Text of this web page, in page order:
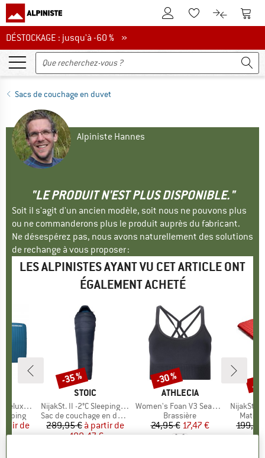
Vers le compte client
Vers la liste
Vers le
DÉSTOCKAGE : jusqu'à -60 %
DÉSTOCKAGE : jusqu'à -60 % »
Sacs de couchage en duvet
Alpiniste Hannes
"LE PRODUIT N'EST PLUS DISPONIBLE."
Soit il s'agit d'un ancien modèle, soit nous ne pouvons plus
ou ne commanderons plus le produit auprès du fabricant.
Ne désespérez pas, nous avons naturellement des solutions
de rechange à vous proposer :
LES ALPINISTES AYANT VU CET ARTICLE ONT
ÉGALEMENT ACHETÉ
Camp
réduit
de
€
MARQUE
STOIC
Article
NijakSt. II -2°C Sleeping Bag
Product group
Sac de couchage en duvet
Prix
289,95 € Prix réduit
à partir de
188,47 €
Remise
-35 %
MARQUE
ATHLECIA
Article
Women's Foan V3 Seamless Bra
Product group
Brassière
Prix
24,95 €Prix réduit
17,47 €
Remise
-30 %
Article
NijakSt. II